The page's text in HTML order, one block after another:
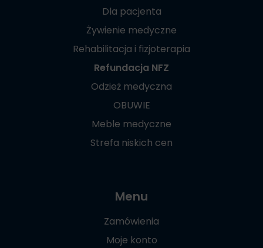
Dla pacjenta
Żywienie medyczne
Rehabilitacja i fizjoterapia
Refundacja NFZ
Odzież medyczna
OBUWIE
Meble medyczne
Strefa niskich cen
Menu
Zamówienia
Moje konto